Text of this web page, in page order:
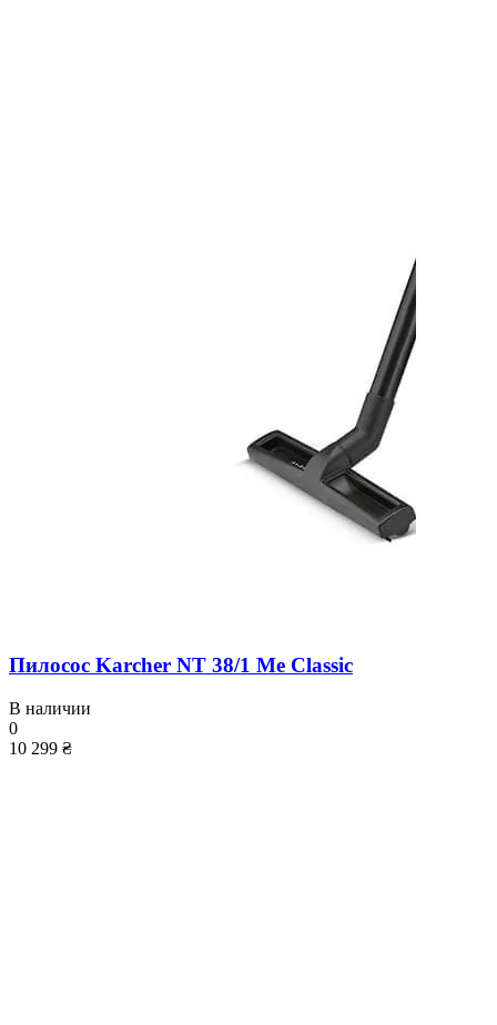
Пилосос Karcher NT 38/1 Me Classic
В наличии
0
10 299 ₴